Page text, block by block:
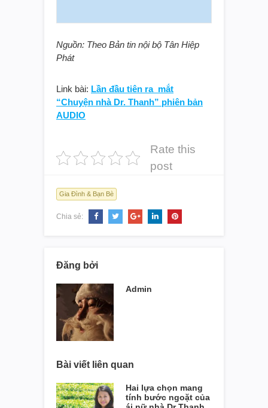
Nguồn: Theo Bản tin nội bộ Tân Hiệp
Phát
Link bài: Lần đầu tiên ra mắt
“Chuyện nhà Dr. Thanh” phiên bản
AUDIO
Rate this
post
Gia Đình & Bạn Bè
Chia sẻ:
Đăng bởi
Admin
Bài viết liên quan
Hai lựa chọn mang
tính bước ngoặt của